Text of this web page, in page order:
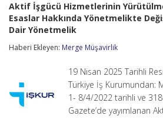
Hizmetlerinin
Yürütülmesine
İlişkin
ve
Hakkında
Yönetmelikte
Değişiklik
Yapılmasına
Aktif İşgücü Hizmetlerinin
Esaslar Hakkında Yönetmelikte
Dair Yönetmelik
Haberi Ekleyen: Merge Müşavirlik
19 Nisan 2025 Tarihli
Türkiye İş Kurumundan:
1- 8/4/2022 tarihli ve
Gazete’de yayımlanan